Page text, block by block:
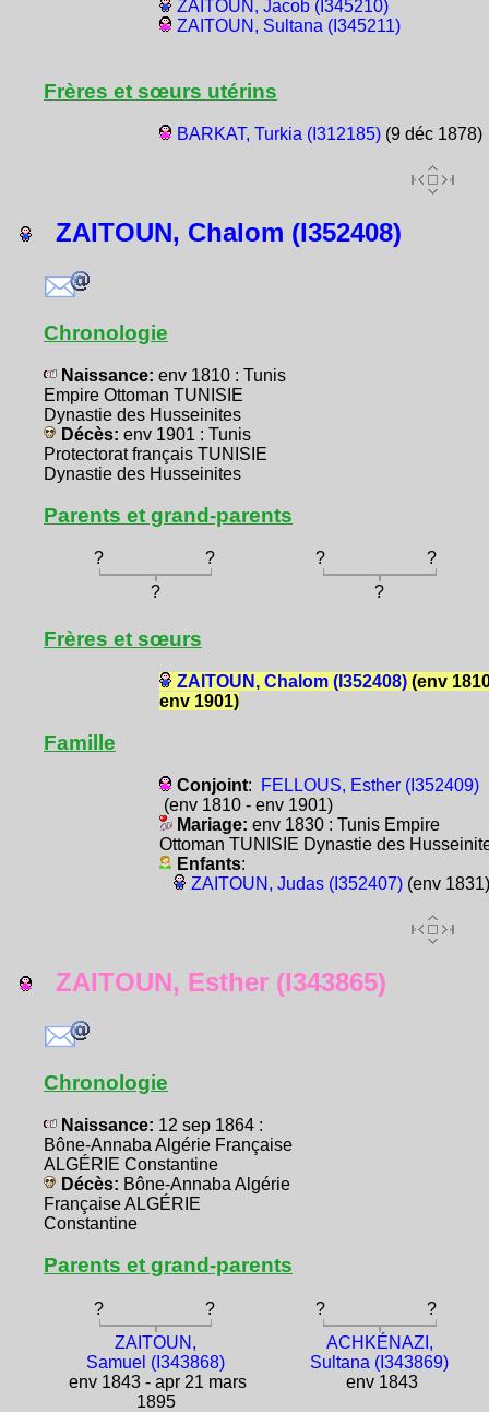
ZAITOUN, Jacob (I345210)
ZAITOUN, Sultana (I345211)
Frères et sœurs utérins
BARKAT, Turkia (I312185)(9 déc 1878)
ZAITOUN, Chalom (I352408)
Chronologie
Naissance: env 1810 : Tunis
Empire Ottoman TUNISIE
Dynastie des Husseinites
Décès: env 1901 : Tunis
Protectorat français TUNISIE
Dynastie des Husseinites
Parents et grand-parents
? ? ?
?
?
?
Frères et sœurs
ZAITOUN, Chalom (I352408)(env
env 1901)
Famille
Conjoint:
FELLOUS, Esther (I352409)
(env 1810 - env 1901)
Mariage: env 1830 : Tunis Empire
Ottoman TUNISIE Dynastie des
Enfants:
ZAITOUN, Judas (I352407)(env 1831)
ZAITOUN, Esther (I343865)
Chronologie
Naissance: 12 sep 1864 :
Bône-Annaba Algérie Française
ALGÉRIE Constantine
Décès: Bône-Annaba Algérie
Française ALGÉRIE
Constantine
Parents et grand-parents
? ? ?
?
ZAITOUN,
Samuel (I343868)
env 1843 - apr 21 mars
1895
ACHKÉNAZI,
Sultana (I343869)
env 1843